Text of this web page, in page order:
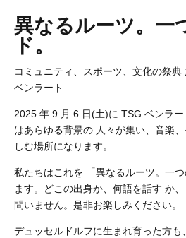
異なるルーツ。一
ド。
コミュニティ、スポーツ、文化の祭
ベンラート
2025 年 9 月 6 日(土)に TSG ベンラ
はあらゆる背景の 人々が集い、音楽
しむ場所になります。
私たちはこれを 「異なるルーツ。一
ます。どこの出身か、何語を話す か
問いません。是非お楽しみください。
デュッセルドルフに生まれ育った方も